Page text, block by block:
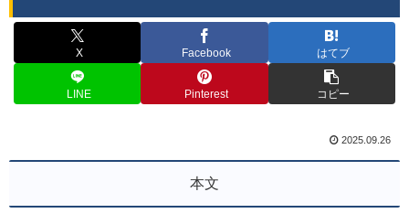
X Facebook はてブ
LINE Pinterest コピー
2025.09.26
本文